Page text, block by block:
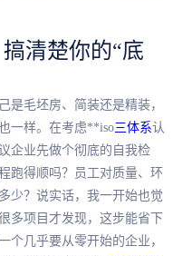
清楚你的“底
是毛坯房、简装还是精装，
一样。在考虑**iso三体系认
企业先做个彻底的自我检
跑得顺吗？员工对质量、环
少？说实话，我一开始也觉
多项目才发现，这步能省下
个几乎要从零开始的企业，